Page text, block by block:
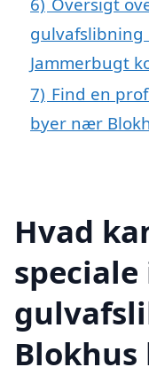
gulvafslibning
Jammerbugt
7) Find en
byer nær
Hvad
speciale